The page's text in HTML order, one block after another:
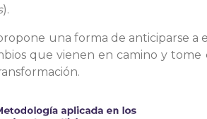
).
una forma de anticiparse a
que vienen en camino y tome